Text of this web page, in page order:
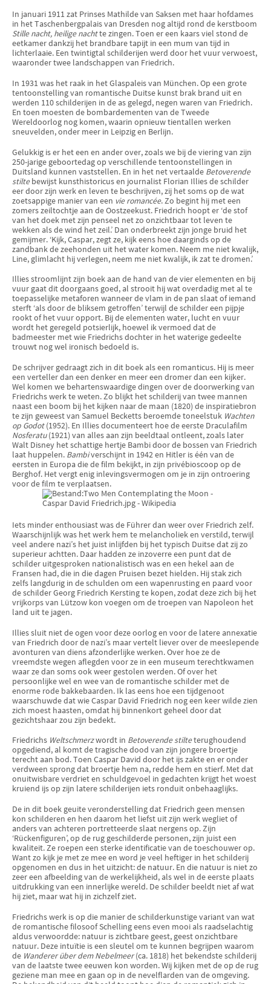
In januari 1911 zat Prinses Mathilde van Saksen met haar hofdames
in het Taschenbergpalais van Dresden nog altijd rond de kerstboom
Stille nacht, heilige nachtte zingen. Toen er een kaars viel stond de
eetkamer dankzij het brandbare tapijt in een mum van tijd in
lichterlaaie. Een twintigtal schilderijen werd door het vuur verwoest,
waaronder twee landschappen van Friedrich.
In 1931 was het raak in het Glaspaleis van München. Op een grote
tentoonstelling van romantische Duitse kunst brak brand uit en
werden 110 schilderijen in de as gelegd, negen waren van Friedrich.
En toen moesten de bombardementen van de Tweede
Wereldoorlog nog komen, waarin opnieuw tientallen werken
sneuvelden, onder meer in Leipzig en Berlijn.
Gelukkig is er het een en ander over, zoals we bij de viering van zijn
250-jarige geboortedag op verschillende tentoonstellingen in
Duitsland kunnen vaststellen. En in het net vertaalde Betoverende
stiltebewijst kunsthistoricus en journalist Florian Illies de schilder
eer door zijn werk en leven te beschrijven, zij het soms op de wat
zoetsappige manier van een vie romancée. Zo begint hij met een
zomers zeiltochtje aan de Oostzeekust. Friedrich hoopt er ‘de stof
van het doek met zijn penseel net zo onzichtbaar tot leven te
wekken als de wind het zeil.’ Dan onderbreekt zijn jonge bruid het
gemijmer. ‘Kijk, Caspar, zegt ze, kijk eens hoe daarginds op de
zandbank de zeehonden uit het water komen. Neem me niet kwalijk,
Line, glimlacht hij verlegen, neem me niet kwalijk, ik zat te dromen.’
Illies stroomlijnt zijn boek aan de hand van de vier elementen en bij
vuur gaat dit doorgaans goed, al strooit hij wat overdadig met al te
toepasselijke metaforen wanneer de vlam in de pan slaat of iemand
sterft ‘als door de bliksem getroffen’ terwijl de schilder een pijpje
rookt of het vuur opport. Bij de elementen water, lucht en vuur
wordt het geregeld potsierlijk, hoewel ik vermoed dat de
badmeester met wie Friedrichs dochter in het waterige gedeelte
trouwt nog wel ironisch bedoeld is.
De schrijver gedraagt zich in dit boek als een romanticus. Hij is meer
een verteller dan een denker en meer een dromer dan een kijker.
Wel komen we behartenswaardige dingen over de doorwerking van
Friedrichs werk te weten. Zo blijkt het schilderij van twee mannen
naast een boom bij het kijken naar de maan (1820) de inspiratiebron
te zijn geweest van Samuel Becketts beroemde toneelstuk Wachten
op Godot(1952). En Illies documenteert hoe de eerste Draculafilm
Nosferatu(1921) van alles aan zijn beeldtaal ontleent, zoals later
Walt Disney het schattige hertje Bambi door de bossen van Friedrich
laat huppelen. Bambiverschijnt in 1942 en Hitler is één van de
eersten in Europa die de film bekijkt, in zijn privébioscoop op de
Berghof. Het vergt enig inlevingsvermogen om je in zijn ontroering
voor de film te verplaatsen.
Iets minder enthousiast was de Führer dan weer over Friedrich zelf.
Waarschijnlijk was het werk hem te melancholiek en verstild, terwijl
veel andere nazi’s het juist inlijfden bij het typisch Duitse dat zij zo
superieur achtten. Daar hadden ze inzoverre een punt dat de
schilder uitgesproken nationalistisch was en een hekel aan de
Fransen had, die in die dagen Pruisen bezet hielden. Hij stak zich
zelfs langdurig in de schulden om een wapenrusting en paard voor
de schilder Georg Friedrich Kersting te kopen, zodat deze zich bij het
vrijkorps van Lützow kon voegen om de troepen van Napoleon het
land uit te jagen.
Illies sluit niet de ogen voor deze oorlog en voor de latere annexatie
van Friedrich door de nazi’s maar vertelt liever over de meeslepende
avonturen van diens afzonderlijke werken. Over hoe ze de
vreemdste wegen aflegden voor ze in een museum terechtkwamen
waar ze dan soms ook weer gestolen werden. Of over het
persoonlijke wel en wee van de romantische schilder met de
enorme rode bakkebaarden. Ik las eens hoe een tijdgenoot
waarschuwde dat wie Caspar David Friedrich nog een keer wilde zien
zich moest haasten, omdat hij binnenkort geheel door dat
gezichtshaar zou zijn bedekt.
Friedrichs Weltschmerzwordt in Betoverende stilteterughoudend
opgediend, al komt de tragische dood van zijn jongere broertje
terecht aan bod. Toen Caspar David door het ijs zakte en er onder
verdween sprong dat broertje hem na, redde hem en stierf. Met dat
onuitwisbare verdriet en schuldgevoel in gedachten krijgt het woest
kruiend ijs op zijn latere schilderijen iets ronduit onbehaaglijks.
De in dit boek geuite veronderstelling dat Friedrich geen mensen
kon schilderen en hen daarom het liefst uit zijn werk wegliet of
anders van achteren portretteerde slaat nergens op. Zijn
‘Rückenfiguren’, op de rug geschilderde personen, zijn juist een
kwaliteit. Ze roepen een sterke identificatie van de toeschouwer op.
Want zo kijk je met ze mee en word je veel heftiger in het schilderij
opgenomen en dus in het uitzicht: de natuur. En die natuur is niet zo
zeer een afbeelding van de werkelijkheid, als wel in de eerste plaats
uitdrukking van een innerlijke wereld. De schilder beeldt niet af wat
hij ziet, maar wat hij in zichzelf ziet.
Friedrichs werk is op die manier de schilderkunstige variant van wat
de romantische filosoof Schelling eens even mooi als raadselachtig
aldus verwoordde: natuur is zichtbare geest, geest onzichtbare
natuur. Deze intuïtie is een sleutel om te kunnen begrijpen waarom
de Wanderer über dem Nebelmeer(ca. 1818) het bekendste schilderij
van de laatste twee eeuwen kon worden. Wij kijken met de op de rug
geziene man mee en gaan op in de nevelflarden van de omgeving.